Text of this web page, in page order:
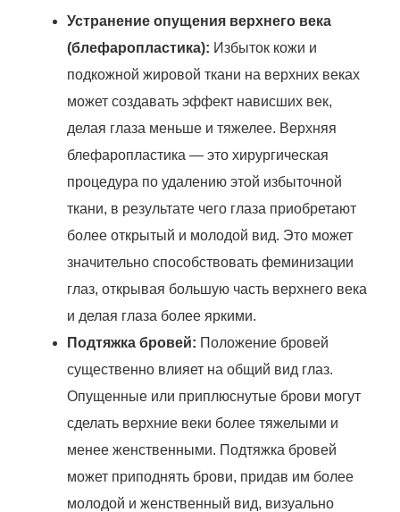
Устранение опущения верхнего века
(блефаропластика): Избыток кожи и
подкожной жировой ткани на верхних веках
может создавать эффект нависших век,
делая глаза меньше и тяжелее. Верхняя
блефаропластика — это хирургическая
процедура по удалению этой избыточной
ткани, в результате чего глаза приобретают
более открытый и молодой вид. Это может
значительно способствовать феминизации
глаз, открывая большую часть верхнего века
и делая глаза более яркими.
Подтяжка бровей: Положение бровей
существенно влияет на общий вид глаз.
Опущенные или приплюснутые брови могут
сделать верхние веки более тяжелыми и
менее женственными. Подтяжка бровей
может приподнять брови, придав им более
молодой и женственный вид, визуально